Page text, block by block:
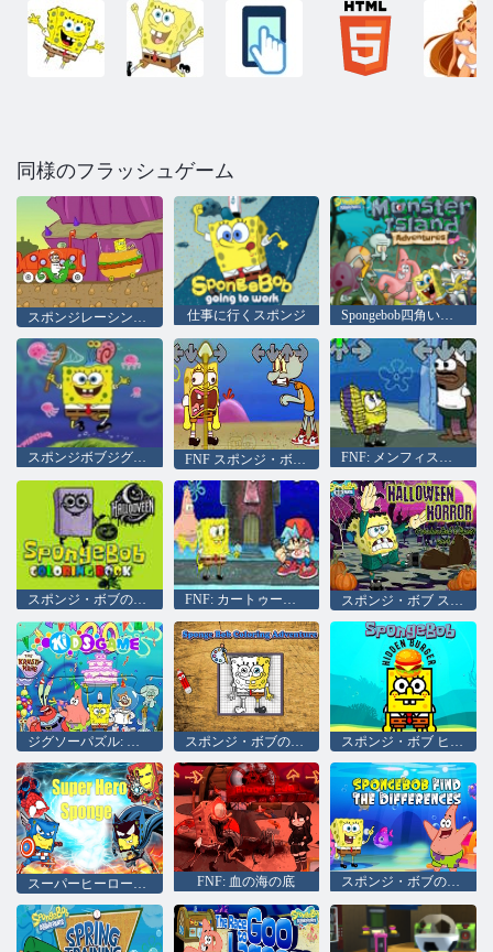
同様のフラッシュゲーム
スポンジレーシング大会 仕事に行くスポンジ Spongebob四角い怪物島の冒険
スポンジボブジグソーパズル FNF: メンフィス・ファンキン
スポンジ・ボブのハロウィン塗り絵 FNF: カートゥーン クラッシュ スポンジ・ボブ スクエアパンツ ハロウィンホラー フランケンボブのクエスト パート1
ジグソーパズル: スポンジ・ボブ スクエアパンツ パーティー スポンジ・ボブのぬりえアドベンチャー スポンジ・ボブ ヒドゥン・バーガー
FNF: 血の海の底 スポンジ・ボブの間違い探し